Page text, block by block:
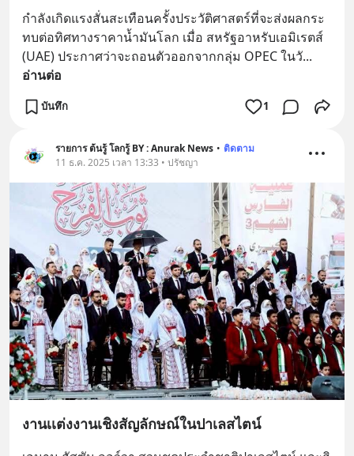
กำลังเกิดแรงสั่นสะเทือนครั้งประวัติศาสตร์ที่จะส่งผลกระ
ทบต่อทิศทางราคาน้ำมันโลก เมื่อ สหรัฐอาหรับเอมิเรตส์
(UAE) ประกาศว่าจะถอนตัวออกจากกลุ่ม OPEC ในวั
อ่านต่อ
บันทึก 1
รายการ ต้นรู้ โลกรู้ BY : Anurak News • ติดตาม
11 ธ.ค. 2025 เวลา 13:33 • ปรัชญา
งานเเต่งงานเชิงสัญลักษณ์ในปาเลสไตน์